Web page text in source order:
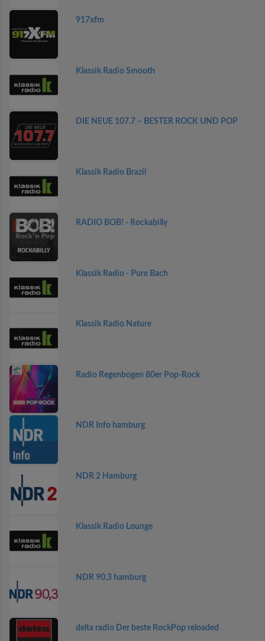
917xfm
Klassik Radio Smooth
DIE NEUE 107.7 – BESTER ROCK UND POP
Klassik Radio Brazil
RADIO BOB! - Rockabilly
Klassik Radio - Pure Bach
Klassik Radio Nature
Radio Regenbogen 80er Pop-Rock
NDR Info hamburg
NDR 2 Hamburg
Klassik Radio Lounge
NDR 90,3 hamburg
delta radio Der beste RockPop reloaded